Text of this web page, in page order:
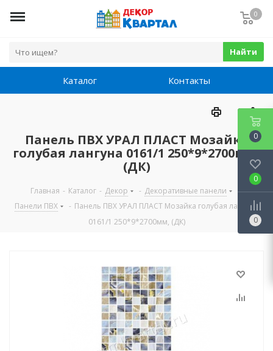
0
Найти
Каталог Контакты
Панель ПВХ УРАЛ ПЛАСТ Мозайка
голубая лангуна 0161/1 250*9*2700мм,
(ДК)
Главная - Каталог - Декор - Декоративные панели
-
Панели ПВХ
- Панель ПВХ УРАЛ ПЛАСТ Мозайка голубая лангуна
0161/1 250*9*2700мм, (ДК)
0
0
0